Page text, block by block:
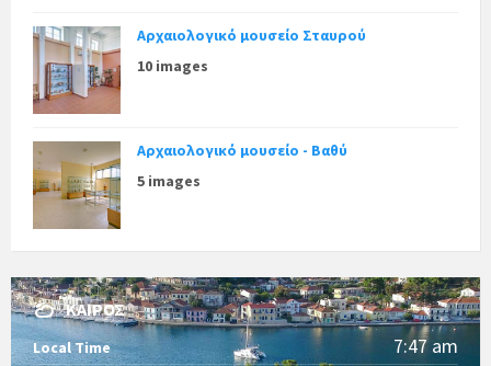
Αρχαιολογικό μουσείο Σταυρού
10 images
Αρχαιολογικό μουσείο - Βαθύ
5 images
ΚΑΙΡΌΣ
Local Time 7:47 am